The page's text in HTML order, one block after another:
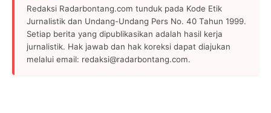
Redaksi Radarbontang.com tunduk pada Kode Etik
Jurnalistik dan Undang-Undang Pers No. 40 Tahun 1999.
Setiap berita yang dipublikasikan adalah hasil kerja
jurnalistik. Hak jawab dan hak koreksi dapat diajukan
melalui email: redaksi@radarbontang.com.